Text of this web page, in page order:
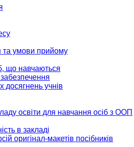
та умови прийому
що навчаються
досягнень учнів
освіти для навчання осіб з ООП
в закладі
оригінал-макетів посібників